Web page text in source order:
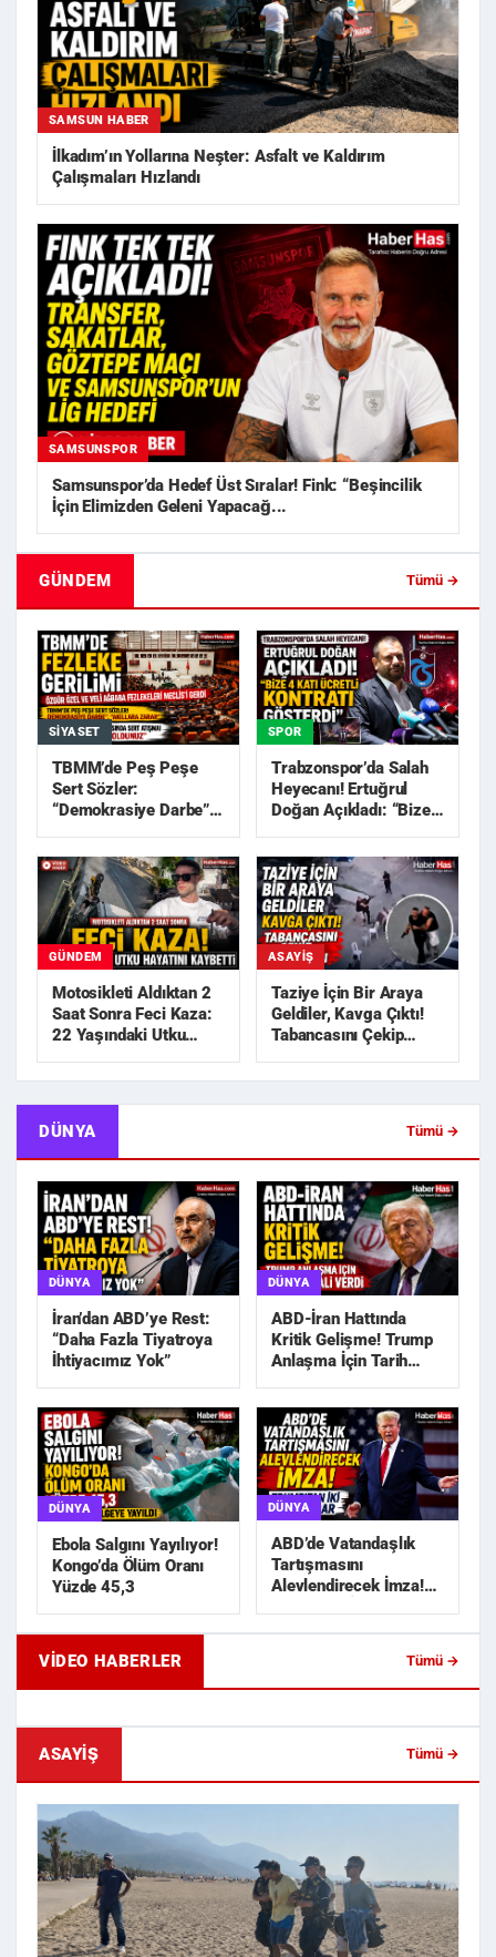
SAMSUN HABER
İlkadım’ın Yollarına Neşter: Asfalt ve Kaldırım
Çalışmaları Hızlandı
SAMSUNSPOR
Samsunspor’da Hedef Üst Sıralar! Fink: “Beşincilik
İçin Elimizden Geleni Yapacağ...
GÜNDEM Tümü →
SIYASET
TBMM’de Peş Peşe
Sert Sözler:
“Demokrasiye Darbe”,
SPOR
Trabzonspor’da Salah
Heyecanı! Ertuğrul
Doğan Açıkladı: “Bize
GÜNDEM
Motosikleti Aldıktan 2
Saat Sonra Feci Kaza:
22 Yaşındaki Utku
ASAYIŞ
Taziye İçin Bir Araya
Geldiler, Kavga Çıktı!
Tabancasını Çekip
DÜNYA Tümü →
DÜNYA
İran’dan ABD’ye Rest:
“Daha Fazla Tiyatroya
İhtiyacımız Yok”
DÜNYA
ABD-İran Hattında
Kritik Gelişme! Trump
Anlaşma İçin Tarih
DÜNYA
Ebola Salgını Yayılıyor!
Kongo’da Ölüm Oranı
Yüzde 45,3
DÜNYA
ABD’de Vatandaşlık
Tartışmasını
Alevlendirecek İmza!
Karar
VIDEO HABERLER
Tümü →
Geride Bıraktığı Mektup Tefecilik
Samsun'da Lise
ASAYIŞ Tümü →